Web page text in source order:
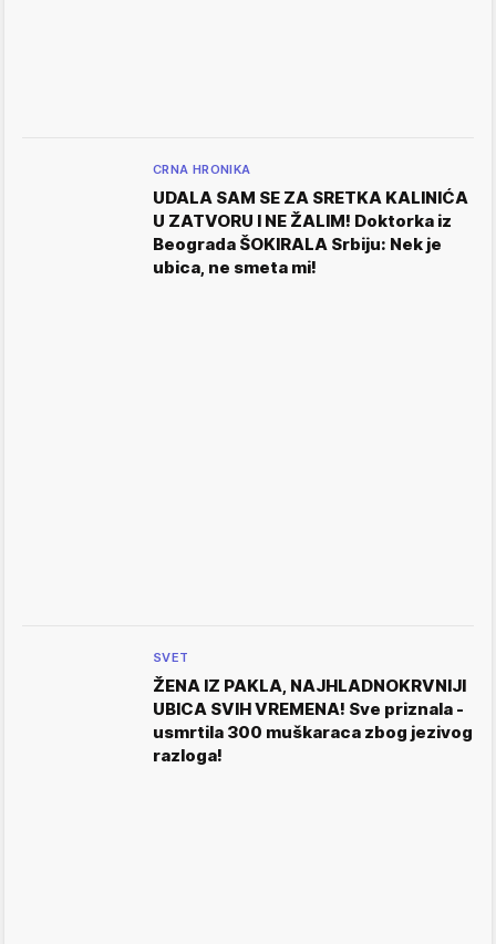
CRNA HRONIKA
UDALA SAM SE ZA SRETKA KALINIĆA
U ZATVORU I NE ŽALIM! Doktorka iz
Beograda ŠOKIRALA Srbiju: Nek je
ubica, ne smeta mi!
SVET
ŽENA IZ PAKLA, NAJHLADNOKRVNIJI
UBICA SVIH VREMENA! Sve priznala -
usmrtila 300 muškaraca zbog jezivog
razloga!